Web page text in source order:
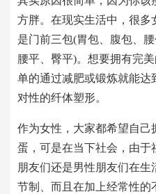
方胖。在现实生活中，很
是门前三包(胃包、腹包、
腰平、臀平)。想要拥有完
单的通过减肥或锻炼就能
对性的纤体塑形。
作为女性，大家都希望自
蛋，可是在当下社会，由于
朋友们还是男性朋友们在
节制、而且在加上经常性